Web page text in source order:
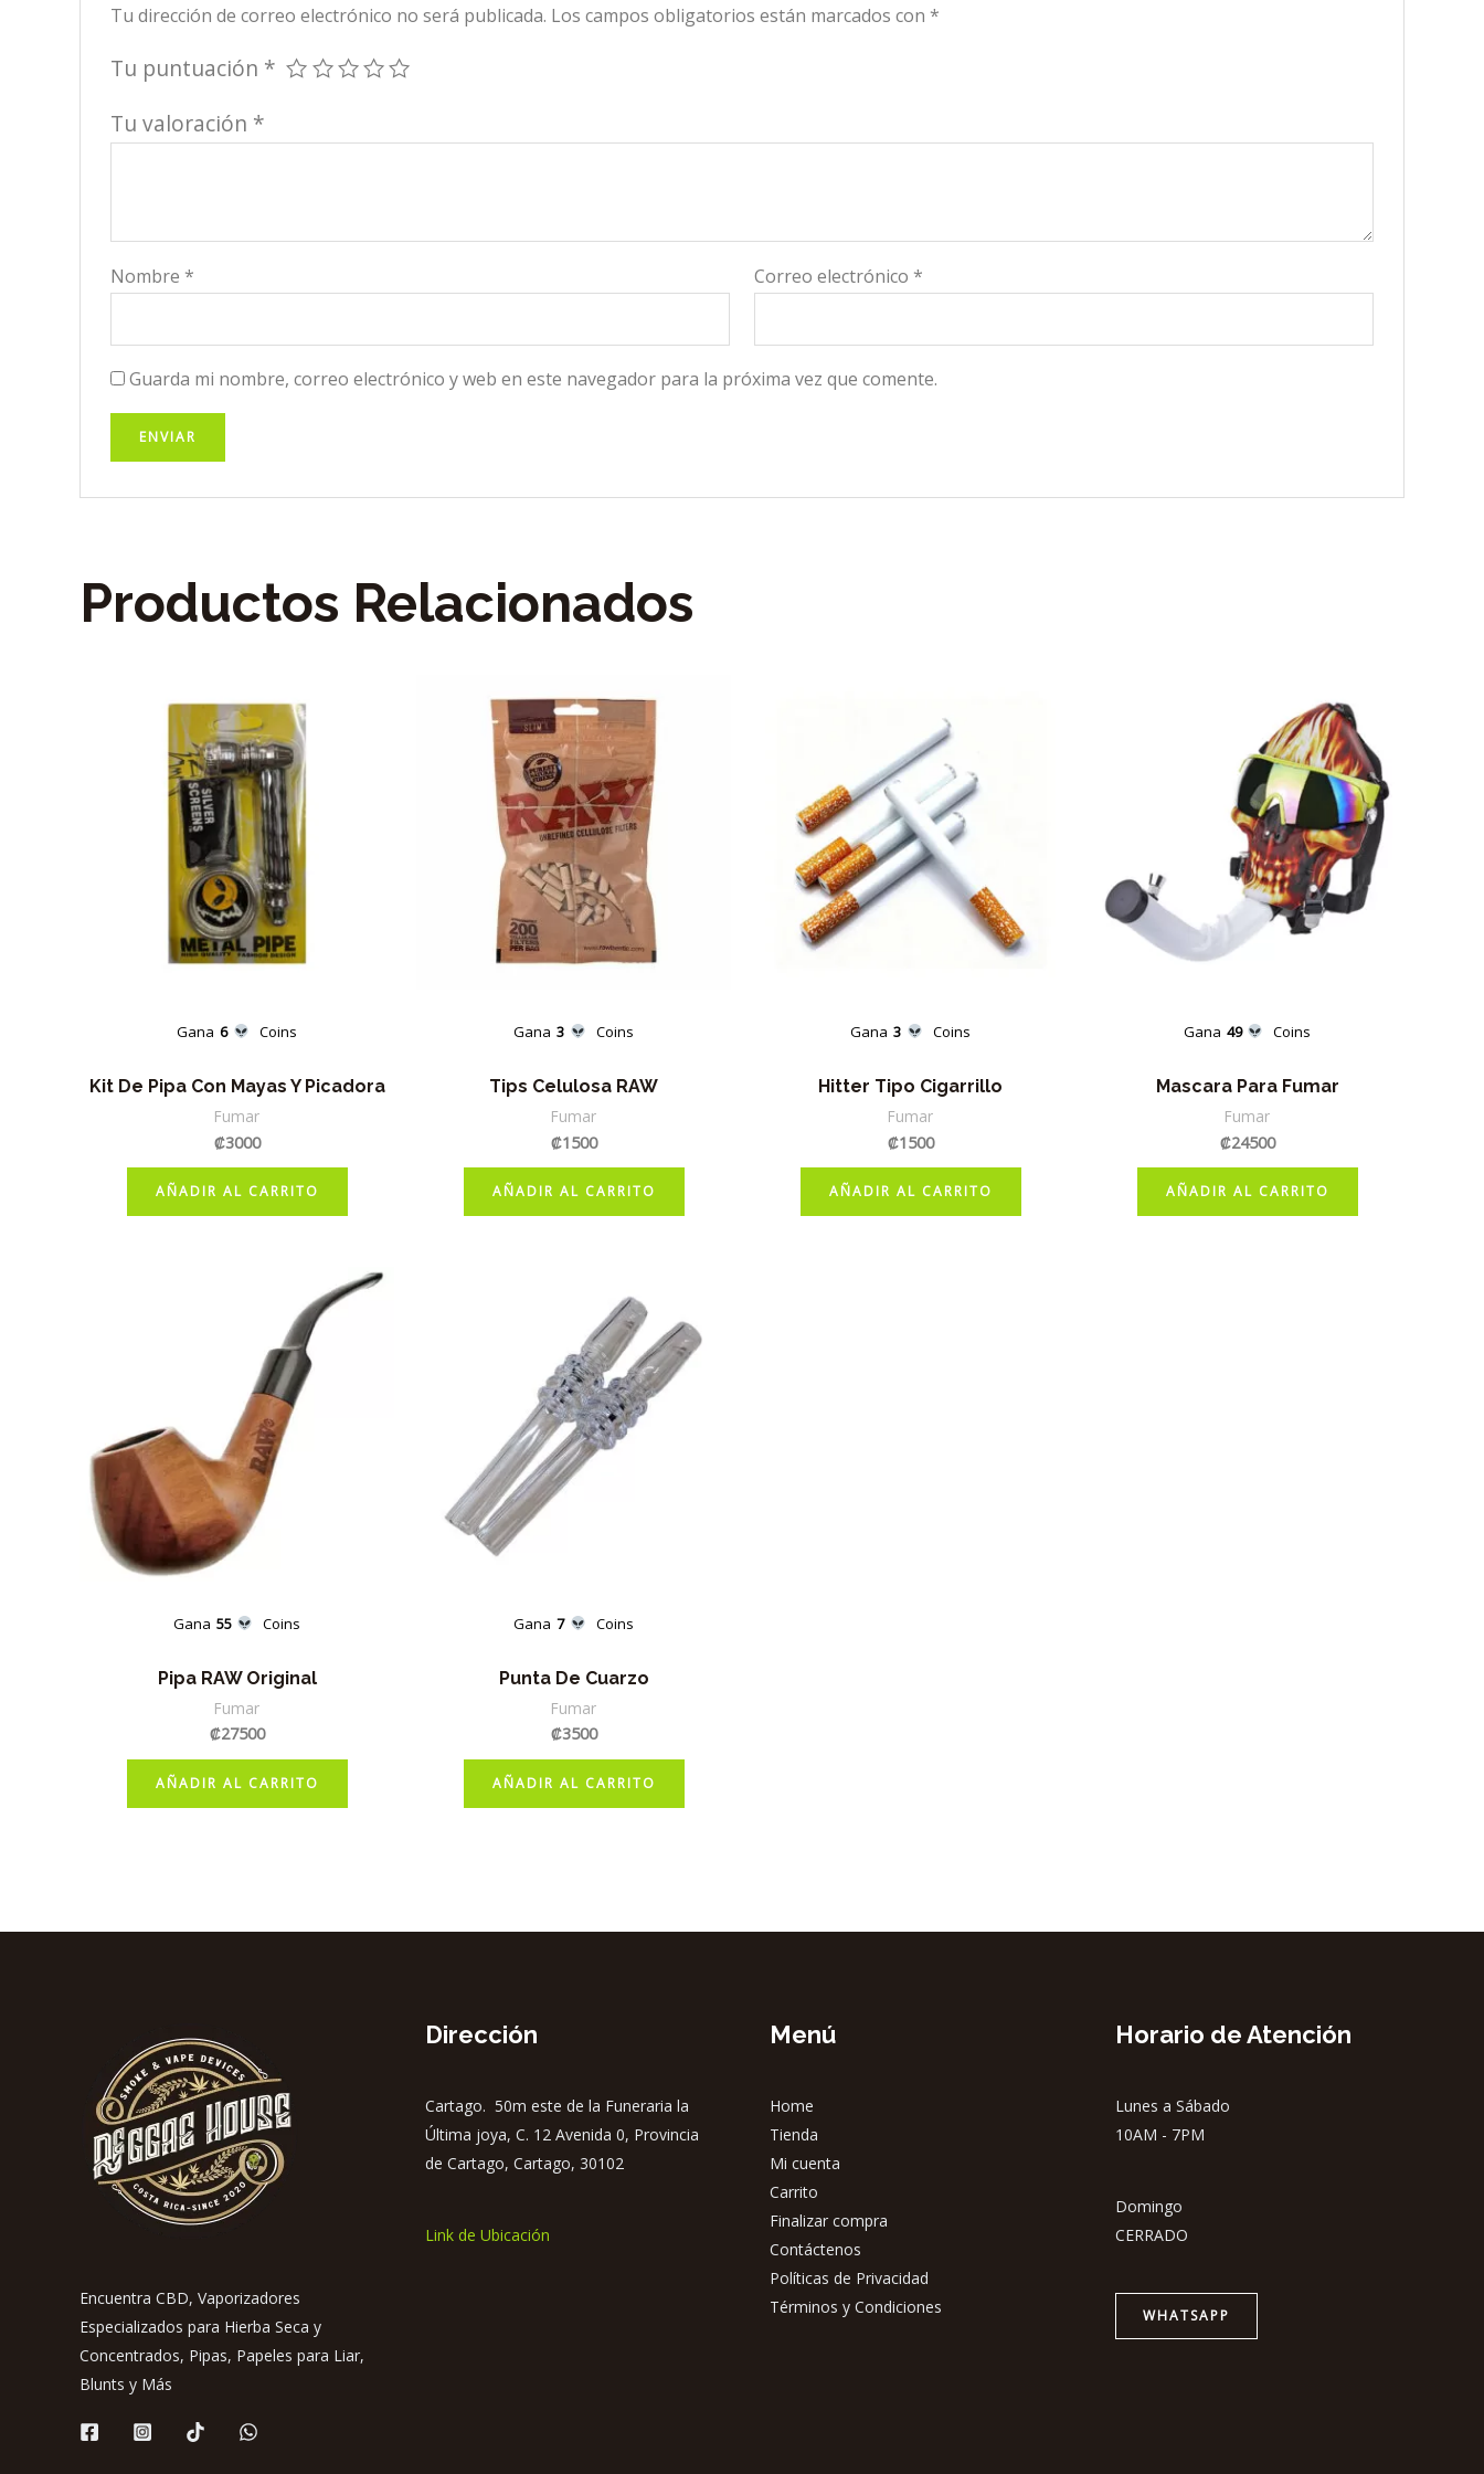
Tu dirección de correo electrónico no será publicada. Los campos obligatorios están marcados con *
Tu puntuación *
Tu valoración *
Nombre * Correo electrónico *
Guarda mi nombre, correo electrónico y web en este navegador para la próxima vez que comente.
Productos Relacionados
Gana 6 Coins
Kit De Pipa Con Mayas Y Picadora
Fumar
₡3000
AÑADIR AL CARRITO
Gana 3 Coins
Tips Celulosa RAW
Fumar
₡1500
AÑADIR AL CARRITO
Gana 3 Coins
Hitter Tipo Cigarrillo
Fumar
₡1500
AÑADIR AL CARRITO
Gana 49 Coins
Mascara Para Fumar
Fumar
₡24500
AÑADIR AL CARRITO
Gana 55 Coins
Pipa RAW Original
Fumar
₡27500
AÑADIR AL CARRITO
Gana 7 Coins
Punta De Cuarzo
Fumar
₡3500
AÑADIR AL CARRITO
Encuentra CBD, Vaporizadores
Especializados para Hierba Seca y
Concentrados, Pipas, Papeles para Liar,
Blunts y Más
Dirección
Cartago. 50m este de la Funeraria la
Última joya, C. 12 Avenida 0, Provincia
de Cartago, Cartago, 30102
Link de Ubicación
Menú
Home
Tienda
Mi cuenta
Carrito
Finalizar compra
Contáctenos
Políticas de Privacidad
Términos y Condiciones
Horario de Atención
Lunes a Sábado
10AM - 7PM
Domingo
CERRADO
WHATSAPP